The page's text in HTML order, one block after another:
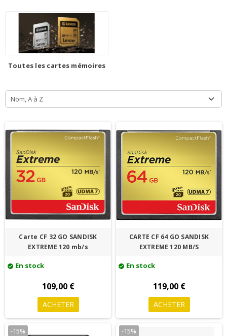
Toutes les cartes mémoires
Nom, A à Z
Carte CF 32 GO SANDISK
EXTREME 120 mb/s
check_circle En stock
109,00 €
ACHETER
CARTE CF 64 GO SANDISK
EXTREME 120 MB/S
check_circle En stock
119,00 €
ACHETER
-15% -15%